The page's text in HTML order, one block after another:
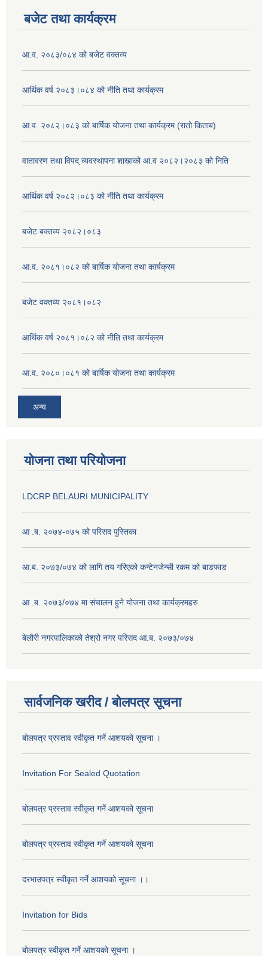
बजेट तथा कार्यक्रम
आ.व. २०८३/०८४ को बजेट वक्तव्य
आर्थिक वर्ष २०८३।०८४ को नीति तथा कार्यक्रम
आ.व. २०८२।०८३ को बार्षिक योजना तथा कार्यक्रम (रातो किताब)
वातावरण तथा विपद् व्यवस्थापना शाखाको आ.व २०८२।२०८३ को निति
आर्थिक वर्ष २०८२।०८३ को नीति तथा कार्यक्रम
बजेट बक्तव्य २०८२।०८३
आ.व. २०८१।०८२ को बार्षिक योजना तथा कार्यक्रम
बजेट वक्तव्य २०८१।०८२
आर्थिक वर्ष २०८१।०८२ को नीति तथा कार्यक्रम
आ.व. २०८०।०८१ को बार्षिक योजना तथा कार्यक्रम
अन्य
योजना तथा परियोजना
LDCRP BELAURI MUNICIPALITY
आ .ब. २०७४-०७५ को परिसद पुस्तिका
आ.ब. २०७३/०७४ को लागि तय गरिएको कन्टेनजेन्सी रकम को बाडफाड
आ .ब. २०७३/०७४ मा संचालन हुने योजना तथा कार्यक्रमहरु
बेलौरी नगरपालिकाको तेश्रो नगर परिसद आ.ब. २०७३/०७४
सार्वजनिक खरीद / बोलपत्र सूचना
बोलपत्र प्रस्ताव स्वीकृत गर्ने आशयको सूचना ।
Invitation For Sealed Quotation
बोलपत्र प्रस्ताव स्वीकृत गर्ने आशयको सूचना
बोलपत्र प्रस्ताव स्वीकृत गर्ने आशयको सूचना
दरभाउपत्र स्वीकृत गर्ने आशयको सूचना ।।
Invitation for Bids
बोलपत्र स्वीकृत गर्ने आशयको सूचना ।